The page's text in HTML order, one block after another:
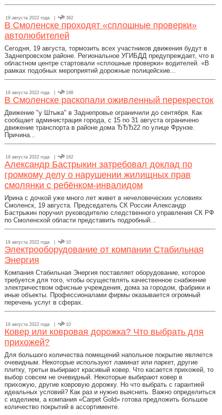
19 августа 2022 года | 362
В Смоленске проходят «сплошные проверки»
автолюбителей
Сегодня, 19 августа, тормозить всех участников движения будут в
Заднепровском районе. Региональное УГИБДД предупреждает, что в
областном центре стартовали «сплошные проверки» водителей. «В
рамках подобных мероприятий дорожные полицейские...
19 августа 2022 года | 198
В Смоленске раскопали оживленный перекресток
Движение "у Штыка" в Заднепровье ограничили до сентября. Как
сообщает администрация города, с 15 по 31 августа ограничено
движение транспорта в районе дома ЂЂЂ22 по улице Фрунзе.
Причина...
19 августа 2022 года | 162
Александр Бастрыкин затребовал доклад по
громкому делу о нарушении жилищных прав
смолянки с ребёнком-инвалидом
Ирина с дочкой уже много лет живет в нечеловеческих условиях
Смоленск, 19 августа. Председатель СК России Александр
Бастрыкин поручил руководителю следственного управления СК РФ
по Смоленской области представить подробный...
19 августа 2022 года | 10
Электрооборудование от компании Стабильная
Энергия
Компания Стабильная Энергия поставляет оборудование, которое
требуется для того, чтобы осуществлять качественное снабжение
электричеством офисные учреждения, дома за городом, фабрики и
иные объекты. Профессионалами фирмы оказывается огромный
перечень услуг в сферах.
19 августа 2022 года | 10
Ковер или ковровая дорожка? Что выбрать для
прихожей?
Для большого количества помещений напольное покрытие является
очевидным. Некоторые используют ламинат или паркет, другие
плитку, третьи выбирают красивый ковер. Что касается прихожей, то
выбор совсем не очевидный. Некоторые выбирают ковер в
прихожую, другие ковровую дорожку. Но что выбрать с гарантией
идеальных условий? Как раз и нужно выяснить. Важно определиться
с изделием, а компания «Carpet Gold» готова предложить большое
количество покрытий в ассортименте.